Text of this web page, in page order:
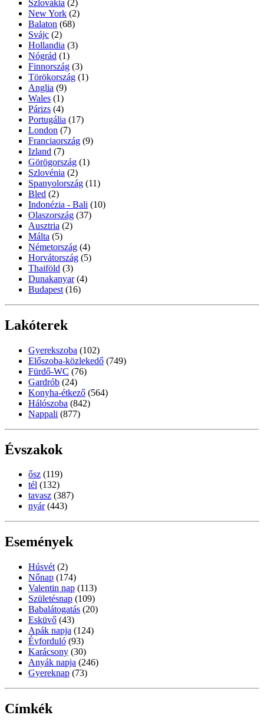
Szlovákia (2)
New York (2)
Balaton (68)
Svájc (2)
Hollandia (3)
Nógrád (1)
Finnország (3)
Törökország (1)
Anglia (9)
Wales (1)
Párizs (4)
Portugália (17)
London (7)
Franciaország (9)
Izland (7)
Görögország (1)
Szlovénia (2)
Spanyolország (11)
Bled (2)
Indonézia - Bali (10)
Olaszország (37)
Ausztria (2)
Málta (5)
Németország (4)
Horvátország (5)
Thaiföld (3)
Dunakanyar (4)
Budapest (16)
Lakóterek
Gyerekszoba (102)
Előszoba-közlekedő (749)
Fürdő-WC (76)
Gardrób (24)
Konyha-étkező (564)
Hálószoba (842)
Nappali (877)
Évszakok
ősz (119)
tél (132)
tavasz (387)
nyár (443)
Események
Húsvét (2)
Nőnap (174)
Valentin nap (113)
Születésnap (109)
Babalátogatás (20)
Esküvő (43)
Apák napja (124)
Évforduló (93)
Karácsony (30)
Anyák napja (246)
Gyereknap (73)
Címkék